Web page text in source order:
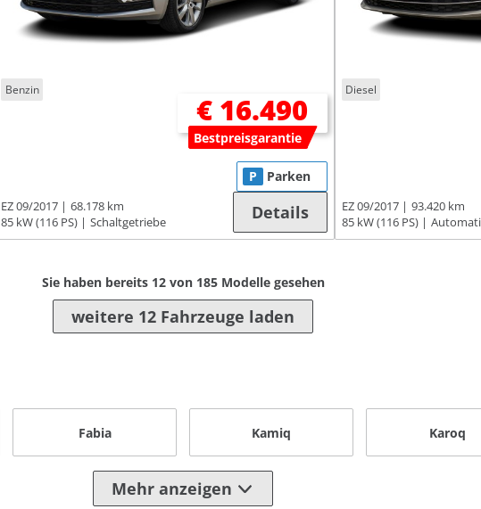
Benzin
€ 16.490
Bestpreisgarantie
EZ 09/2017
68.178 km
85 kW (116 PS)
Schaltgetriebe
P Parken
Details
Diesel
EZ 09/2017
93.420 km
85 kW (116 PS)
Sie haben bereits 12von 185Modelle gesehen
weitere 12 Fahrzeuge laden
Fabia Kamiq Karoq
Mehr anzeigen